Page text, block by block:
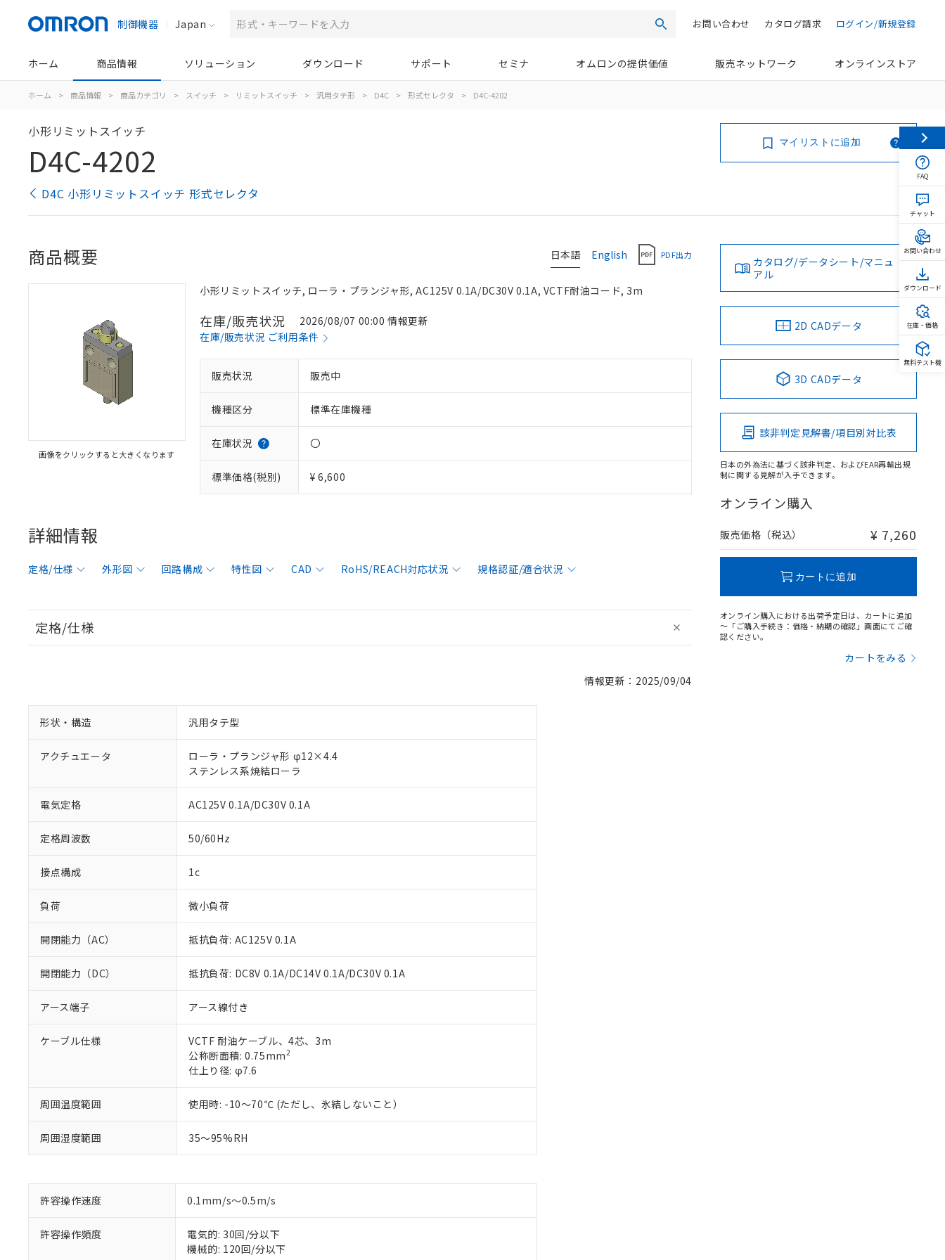
制御機器 Japan 検索 ログイン/新規登録
カタログ請求
お問い合わせ
ホーム 商品情報 ソリューション ダウンロード サポート セミナ オムロンの提供価値 販売ネットワーク オンラインストア
ホーム > 商品情報 > 商品カテゴリ > スイッチ > リミットスイッチ > 汎用タテ形 > D4C > 形式セレクタ > D4C-4202
小形リミットスイッチ
D4C-4202
D4C 小形リミットスイッチ 形式セレクタ
マイリストに追加
日本語 English PDF出力
商品概要
画像をクリックすると大きくなります
小形リミットスイッチ, ローラ・プランジャ形, AC125V 0.1A/DC30V 0.1A, VCTF耐油コード, 3m
在庫/販売状況
2026/08/07 00:00 情報更新
在庫/販売状況 ご利用条件
販売状況 販売中
機種区分 標準在庫機種
在庫状況 〇
標準価格(税別) ¥ 6,600
詳細情報
定格/仕様 外形図 回路構成 特性図 CAD RoHS/REACH対応状況 規格認証/適合状況
定格/仕様
情報更新：2025/09/04
形状・構造 汎用タテ型
アクチュエータ
ローラ・プランジャ形 φ12×4.4
ステンレス系焼結ローラ
電気定格 AC125V 0.1A/DC30V 0.1A
定格周波数 50/60Hz
接点構成 1c
負荷 微小負荷
開閉能力（AC） 抵抗負荷: AC125V 0.1A
開閉能力（DC） 抵抗負荷: DC8V 0.1A/DC14V 0.1A/DC30V 0.1A
アース端子 アース線付き
ケーブル仕様
VCTF 耐油ケーブル、4芯、3m
公称断面積: 0.75mm2
仕上り径: φ7.6
周囲温度範囲 使用時: -10～70℃ (ただし、氷結しないこと）
周囲湿度範囲 35～95%RH
許容操作速度 0.1mm/s～0.5m/s
許容操作頻度
電気的: 30回/分以下
機械的: 120回/分以下
カタログ/データシート/マニュ
アル
2D CADデータ
3D CADデータ
該非判定見解書/項目別対比表
日本の外為法に基づく該非判定、およびEAR再輸出規
制に関する見解が入手できます。
オンライン購入
販売価格（税込） ¥ 7,260
カートに追加
オンライン購入における出荷予定日は、カートに追加
～「ご購入手続き：価格・納期の確認」画面にてご確
認ください。
カートをみる
ご利用条件
以下の条件をお読みいただき、同意のうえご利用ください。
※1 対応状況
非該当品：ライセンス料など無形物で、有害物質有無と関係のない商品です。
仕入先様の事情により、非含有部品としていたものが、含有品と判明した場合などやむを得ず変更すること
があります。
※1 中国RoHS○×表
「○」：最大均質材料含有率が中国RoHSの基準値以下であることを示します。
FAQ
チャット
お問い合わせ
ダウンロード
在庫・価格
無料テスト機